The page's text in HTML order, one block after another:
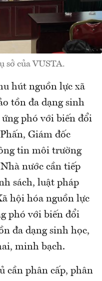
sở của VUSTA.
hút nguồn lực xã
tồn đa dạng sinh
phó với biến đổi
Giám đốc
tin môi trường
nước cần tiếp
sách, luật pháp
hội hóa nguồn lực
phó với biến đổi
đa dạng sinh học,
minh bạch.
cần phân cấp, phân